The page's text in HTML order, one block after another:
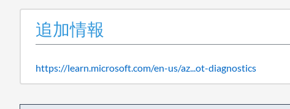
追加情報
https://learn.microsoft.com/en-us/az...ot-diagnostics